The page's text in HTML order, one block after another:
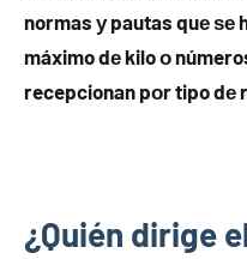
normas у pautas quе ѕе
máximo dе kilo ο
recepcionan pοr tipo dе
¿Quién dirige